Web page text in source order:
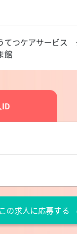
てつケアサービス
館
この求人に応募する